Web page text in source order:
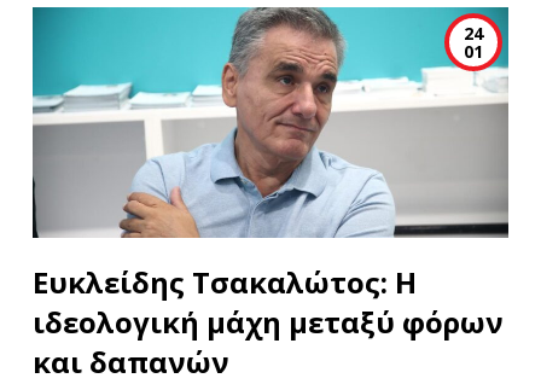
24
01
Ευκλείδης Τσακαλώτος: Η
ιδεολογική μάχη μεταξύ φόρων
και δαπανών